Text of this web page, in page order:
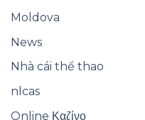
Moldova
News
Nhà cái thể thao
nlcas
Online Καζίνο